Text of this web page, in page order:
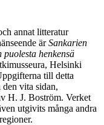
annat litteratur
ärSankarien
puolesta henkensä
Helsinki
till detta
den vita sidan,
H. J. Boström. Verket
utgivits många andra